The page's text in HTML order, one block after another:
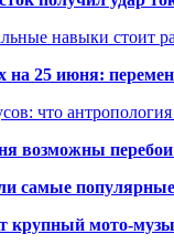
навыки стоит
на 25 июня:
что
возможны перебои
самые
крупный мото-